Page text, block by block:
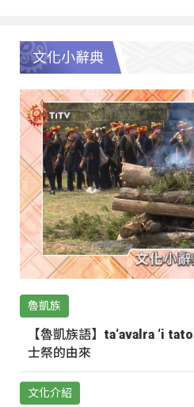
文化小辭典
魯凱族
【魯凱族語】ta‘avalra ‘i
士祭的由來
文化介紹